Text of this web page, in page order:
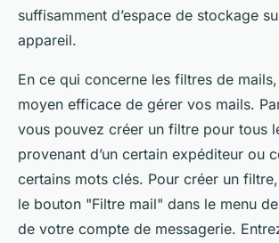
suffisamment d’espace de stockage
appareil.
En ce qui concerne les filtres de
moyen efficace de gérer vos mails.
vous pouvez créer un filtre pour tous
provenant d’un certain expéditeur ou
certains mots clés. Pour créer un filtre,
le bouton "Filtre mail" dans le menu
de votre compte de messagerie.